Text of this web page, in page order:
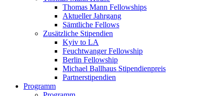
Thomas Mann Fellowships
Aktueller Jahrgang
Sämtliche Fellows
Zusätzliche Stipendien
Kyiv to LA
Feuchtwanger Fellowship
Berlin Fellowship
Michael Ballhaus Stipendienpreis
Partnerstipendien
Programm